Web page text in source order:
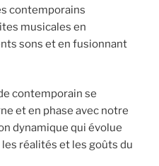
contemporains
musicales en
sons et en fusionnant
contemporain se
et en phase avec notre
dynamique qui évolue
réalités et les goûts du